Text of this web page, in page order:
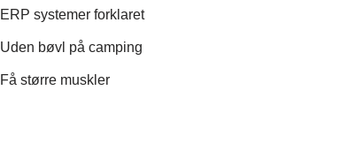
ERP systemer forklaret
Uden bøvl på camping
Få større muskler